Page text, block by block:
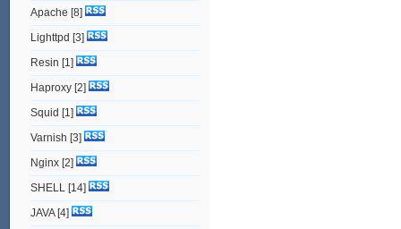
Apache [8]
Lighttpd [3]
Resin [1]
Haproxy[2]
Squid [1]
Varnish [3]
Nginx[2]
SHELL [14]
JAVA[4]